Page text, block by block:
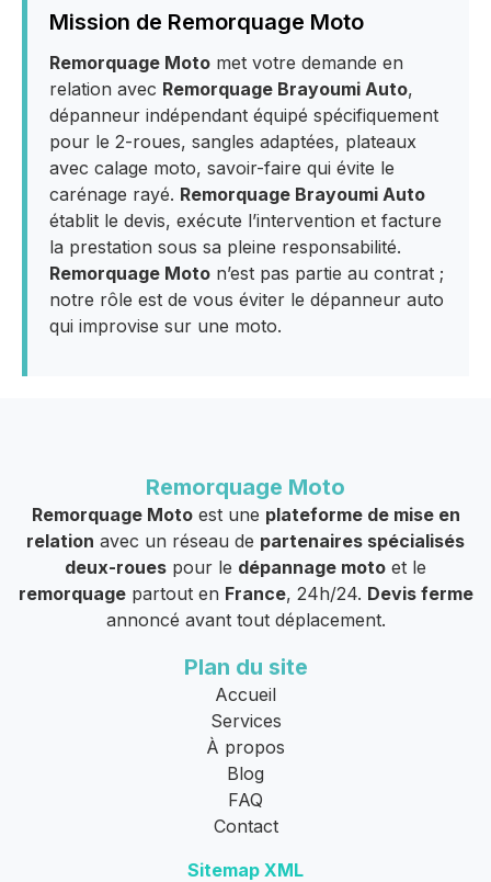
Mission de Remorquage Moto
Remorquage Moto met votre demande en
relation avec Remorquage Brayoumi Auto,
dépanneur indépendant équipé spécifiquement
pour le 2-roues, sangles adaptées, plateaux
avec calage moto, savoir-faire qui évite le
carénage rayé. Remorquage Brayoumi Auto
établit le devis, exécute l’intervention et facture
la prestation sous sa pleine responsabilité.
Remorquage Moto n’est pas partie au contrat ;
notre rôle est de vous éviter le dépanneur auto
qui improvise sur une moto.
Remorquage Moto
Remorquage Motoest une plateforme de mise en
relation avec un réseau de partenaires spécialisés
deux-roues pour le dépannage moto et le
remorquagepartout en France, 24h/24. Devis ferme
annoncé avant tout déplacement.
Plan du site
Accueil
Services
À propos
Blog
FAQ
Contact
Sitemap XML